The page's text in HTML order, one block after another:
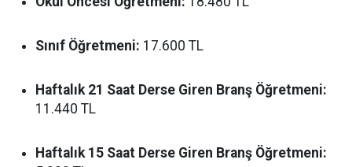
Sınıf Öğretmeni: 17.600 TL
Haftalık 21 Saat Derse Giren Branş Öğretmeni:
11.440 TL
Haftalık 15 Saat Derse Giren Branş Öğretmeni: